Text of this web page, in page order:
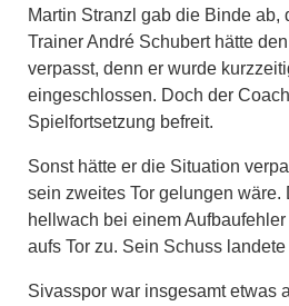
Martin Stranzl gab die Binde ab,
Trainer André Schubert hätte
verpasst, denn er wurde
eingeschlossen. Doch der
Spielfortsetzung befreit.
Sonst hätte er die Situation
sein zweites Tor gelungen
hellwach bei einem
aufs Tor zu. Sein Schuss
Sivasspor war insgesamt etwas